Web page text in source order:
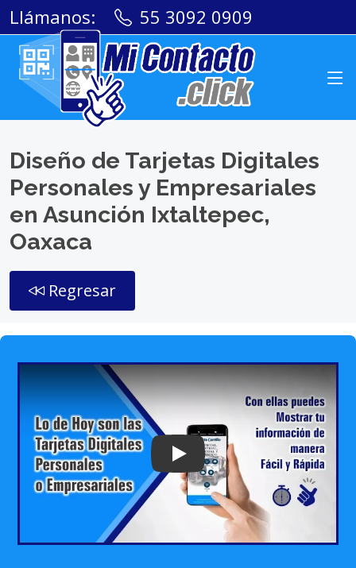
Llámanos: 55 3092 0909
Diseño de Tarjetas Digitales
Personales y Empresariales
en Asunción Ixtaltepec,
Oaxaca
Regresar
Play: Keynote (Google I/O '18)